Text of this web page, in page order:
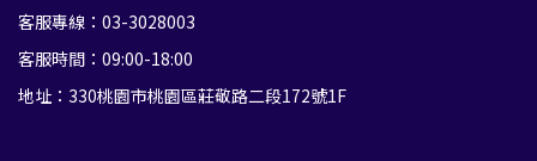
客服專線：03-3028003
客服時間：09:00-18:00
地址：330桃園市桃園區莊敬路二段172號1F